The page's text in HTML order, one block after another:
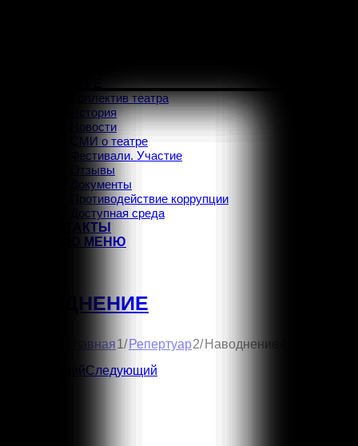
Коллектив театра
История
Новости
СМИ о театре
Фестивали. Участие
Отзывы
Документы
Противодействие коррупции
Доступная среда
КОНТАКТЫ
МЕНЮ
НАВОДНЕНИЕ
Главная1 / Репертуар2/ Наводнение
ПредыдущийСледующий